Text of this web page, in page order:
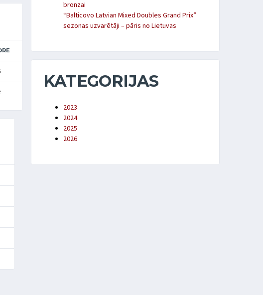
bronzai
“Balticovo Latvian Mixed Doubles Grand Prix”
sezonas uzvarētāji – pāris no Lietuvas
KATEGORIJAS
2023
2024
2025
2026